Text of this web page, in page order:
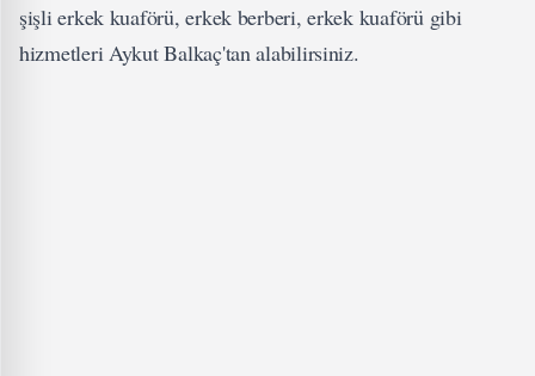
şişli erkek kuaförü, erkek berberi, erkek kuaförü gibi
hizmetleriAykut Balkaç'tan alabilirsiniz.